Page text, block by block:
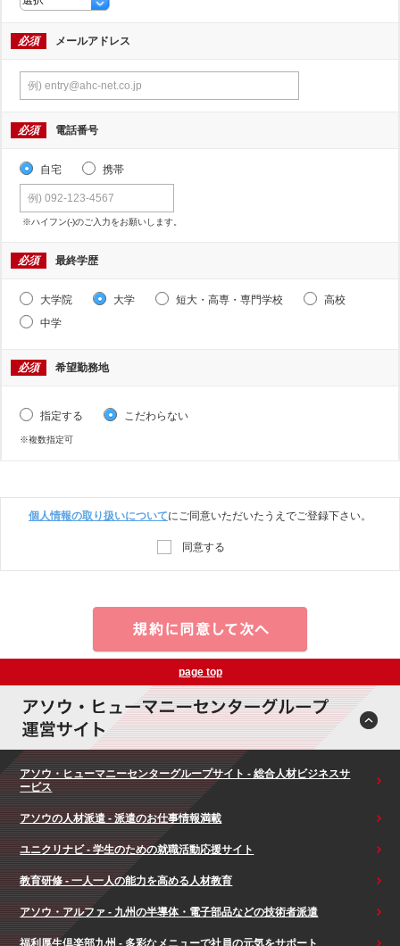
必須 メールアドレス
必須 電話番号
自宅 携帯
※ハイフン(-)のご入力をお願いします。
必須 最終学歴
大学院 大学 短大・高専・専門学校
高校
中学
必須 希望勤務地
指定する こだわらない
※複数指定可
個人情報の取り扱いについてにご同意いただいたうえでご登録下さい。
同意する
page top
アソウ・ヒューマニーセンターグループサイト - 総合人材ビジネスサ
ービス
アソウの人材派遣 - 派遣のお仕事情報満載
ユニクリナビ - 学生のための就職活動応援サイト
教育研修 - 一人一人の能力を高める人材教育
アソウ・アルファ - 九州の半導体・電子部品などの技術者派遣
福利厚生倶楽部九州 - 多彩なメニューで社員の元気をサポート